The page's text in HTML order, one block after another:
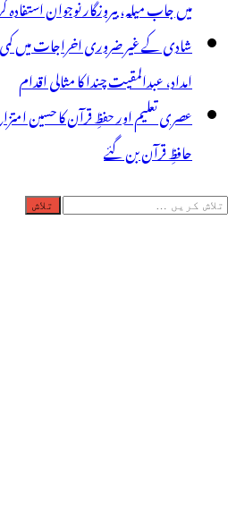
امداد، عبدالمقیت چندا کا مثالی اقدام
عصری تعلیم اور حفظِ قرآن کا حسین
حافظِ قرآن بن گئے
تلاش